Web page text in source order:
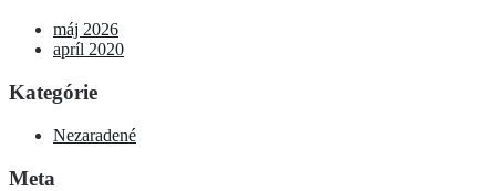
máj 2026
apríl 2020
Kategórie
Nezaradené
Meta